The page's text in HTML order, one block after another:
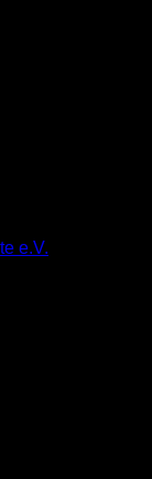
e.V.